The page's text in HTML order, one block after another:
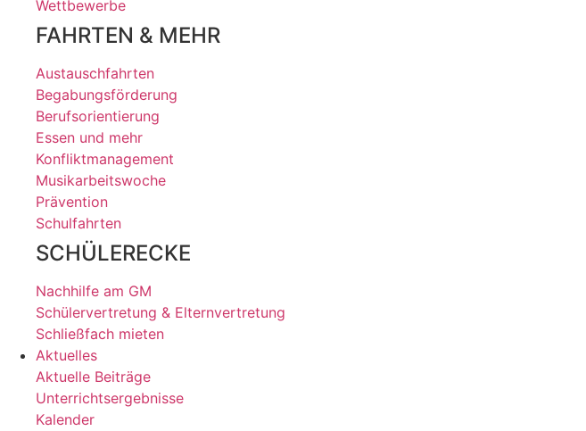
Wettbewerbe
FAHRTEN & MEHR
Austauschfahrten
Begabungsförderung
Berufsorientierung
Essen und mehr
Konfliktmanagement
Musikarbeitswoche
Prävention
Schulfahrten
SCHÜLERECKE
Nachhilfe am GM
Schülervertretung & Elternvertretung
Schließfach mieten
Aktuelles
Aktuelle Beiträge
Unterrichtsergebnisse
Kalender